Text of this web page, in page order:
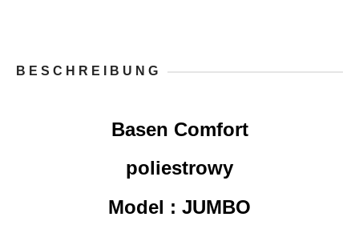
BESCHREIBUNG
Basen Comfort
poliestrowy
Model : JUMBO